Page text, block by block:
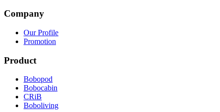
Company
Our Profile
Promotion
Product
Bobopod
Bobocabin
CRiB
Boboliving